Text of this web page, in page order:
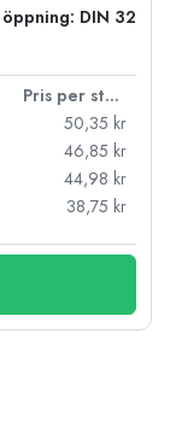
DIN 32
Pris per styck
50,35 kr
46,85 kr
44,98 kr
38,75 kr